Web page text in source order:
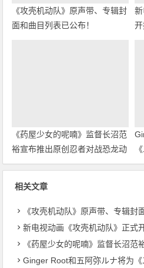
《攻壳机动队》原声带、专辑封
面和曲目列表已公布！
开
《药屋少女的呢喃》监督长沼范
裕宣布推出原创忍者对战恐龙动
画！
曲
相关文章
《攻壳机动队》原声带、专辑封
新电视动画《攻壳机动队》正式
《药屋少女的呢喃》监督长沼范裕宣
Ginger Root和五阿弥ルナ将为《二